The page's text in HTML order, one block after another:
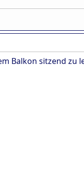
Balkon sitzend zu